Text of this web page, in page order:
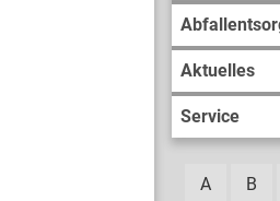
Aktuelles
Service
A B